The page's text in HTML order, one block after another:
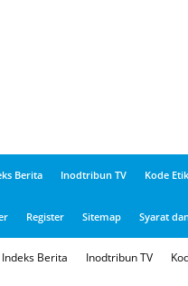
Berita Inodtribun TV Kode
Register Sitemap Syarat
Indeks Berita Inodtribun TV